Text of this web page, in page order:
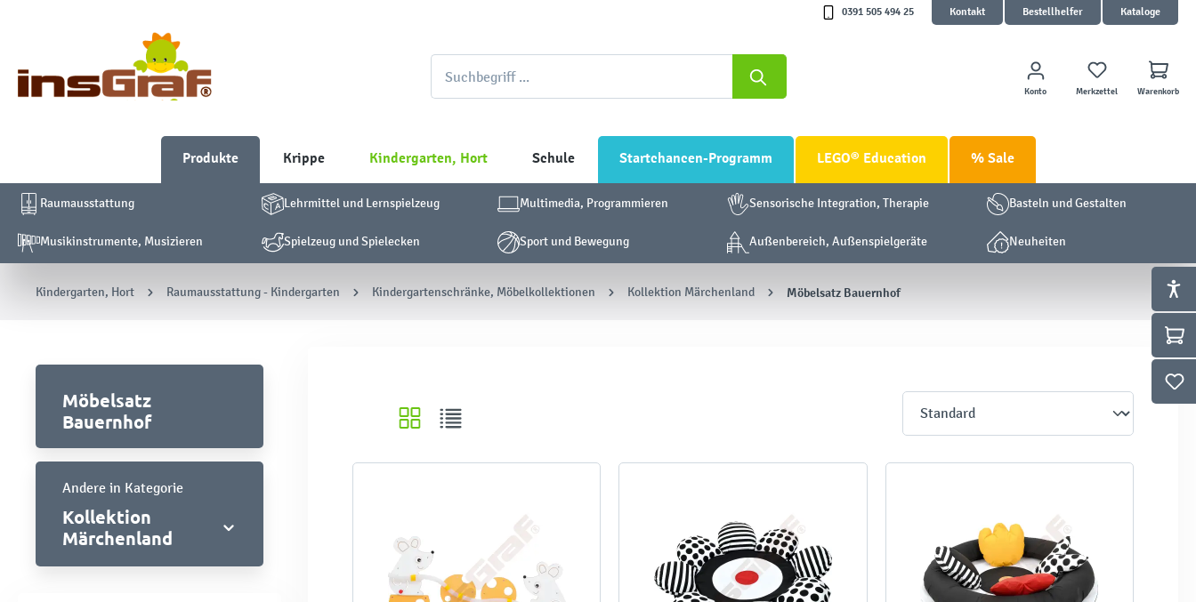
0391 505 494 25 Kontakt Bestellhelfer Kataloge
Konto Merkzettel Warenkorb
Produkte Krippe Kindergarten, Hort Schule Startchancen-Programm LEGO® Education % Sale
Raumausstattung Lehrmittel und Lernspielzeug Multimedia, Programmieren Sensorische Integration, Therapie Basteln und Gestalten
Musikinstrumente, Musizieren Spielzeug und Spielecken Sport und Bewegung Außenbereich, Außenspielgeräte Neuheiten
Kindergarten, Hort Raumausstattung - Kindergarten Kindergartenschränke, Möbelkollektionen Kollektion Märchenland Möbelsatz Bauernhof
Möbelsatz
Bauernhof
Andere in Kategorie
Kollektion
Märchenland